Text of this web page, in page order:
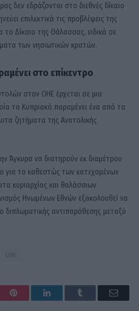
δεν εδράζονται στο διεθνές δίκαιο
επιλεκτικά τις προβλέψεις της
Δίκαιο της Θάλασσας, ειδικά σε
των νησιωτικών κρατών.
στο επίκεντρο
στον ΟΗΕ έρχεται σε μια
το Κυπριακό παραμένει ένα από τα
ζητήματα της Ανατολικής
Άγκυρα να διατηρούν εκ διαμέτρου
για το καθεστώς των κατεχομένων
κυριαρχίας και θαλάσσιων
Ηνωμένων Εθνών εξακολουθεί να
διπλωματικής αντιπαράθεσης μεταξύ
ΟΗΕ
Pinterest LinkedInTumblr Email